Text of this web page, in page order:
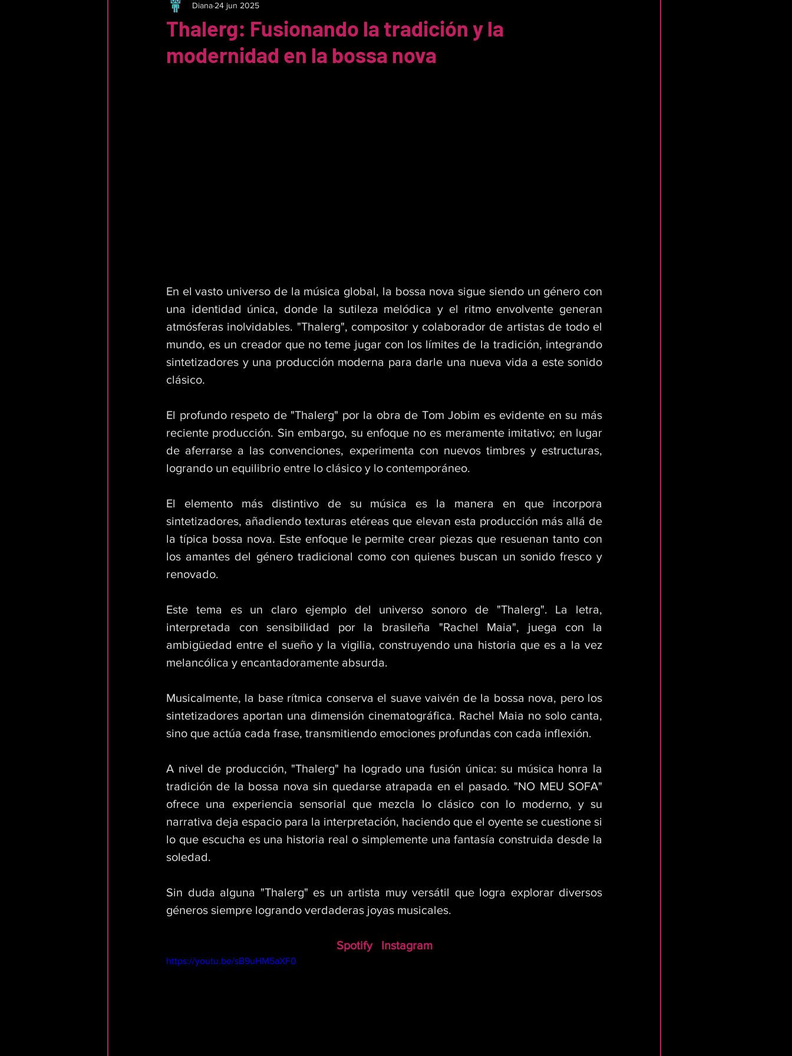
Thalerg: Fusionando la tradición y la
modernidad en la bossa nova
Diana 24 jun 2025
En el vasto universo de la música global, la bossa nova sigue siendo un género con
una identidad única, donde la sutileza melódica y el ritmo envolvente generan
atmósferas inolvidables. "Thalerg", compositor y colaborador de artistas de todo el
mundo, es un creador que no teme jugar con los límites de la tradición, integrando
sintetizadores y una producción moderna para darle una nueva vida a este sonido
clásico.
El profundo respeto de "Thalerg" por la obra de Tom Jobim es evidente en su más
reciente producción. Sin embargo, su enfoque no es meramente imitativo; en lugar
de aferrarse a las convenciones, experimenta con nuevos timbres y estructuras,
logrando un equilibrio entre lo clásico y lo contemporáneo.
El elemento más distintivo de su música es la manera en que incorpora
sintetizadores, añadiendo texturas etéreas que elevan esta producción más allá de
la típica bossa nova. Este enfoque le permite crear piezas que resuenan tanto con
los amantes del género tradicional como con quienes buscan un sonido fresco y
renovado.
Este tema es un claro ejemplo del universo sonoro de "Thalerg". La letra,
interpretada con sensibilidad por la brasileña "Rachel Maia", juega con la
ambigüedad entre el sueño y la vigilia, construyendo una historia que es a la vez
melancólica y encantadoramente absurda.
Musicalmente, la base rítmica conserva el suave vaivén de la bossa nova, pero los
sintetizadores aportan una dimensión cinematográfica. Rachel Maia no solo canta,
sino que actúa cada frase, transmitiendo emociones profundas con cada inflexión.
A nivel de producción, "Thalerg" ha logrado una fusión única: su música honra la
tradición de la bossa nova sin quedarse atrapada en el pasado. "NO MEU SOFA"
ofrece una experiencia sensorial que mezcla lo clásico con lo moderno, y su
narrativa deja espacio para la interpretación, haciendo que el oyente se cuestione si
lo que escucha es una historia real o simplemente una fantasía construida desde la
soledad.
Sin duda alguna "Thalerg" es un artista muy versátil que logra explorar diversos
géneros siempre logrando verdaderas joyas musicales.
Spotify Instagram
https://youtu.be/sB9uHM5aXF0